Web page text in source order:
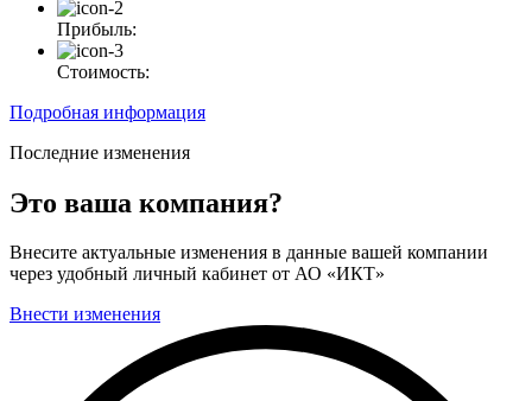
Прибыль:
Стоимость:
Подробная информация
Последние изменения
Это ваша компания?
Внесите актуальные изменения в данные вашей компании
через удобный личный кабинет от АО «ИКТ»
Внести изменения